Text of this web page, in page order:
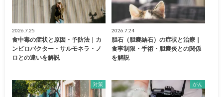
2026.7.25
食中毒の症状と原因・予防法｜カ
ンピロバクター・サルモネラ・ノ
ロとの違いを解説
2026.7.24
胆石（胆嚢結石）の症状と治療｜
食事制限・手術・胆嚢炎との関係
を解説
対策 がん